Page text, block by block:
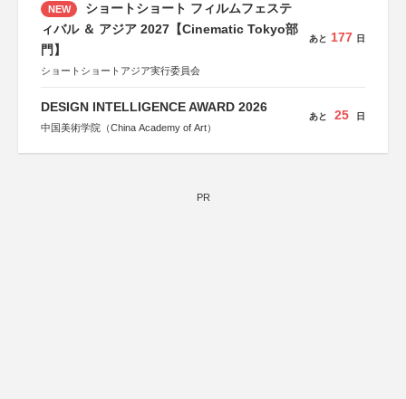
NEW
ショートショート フィルムフェステ
ィバル ＆ アジア 2027【Cinematic Tokyo部
門】
ショートショートアジア実行委員会
あと 177 日
DESIGN INTELLIGENCE AWARD 2026
中国美術学院（China Academy of Art）
あと 25 日
PR